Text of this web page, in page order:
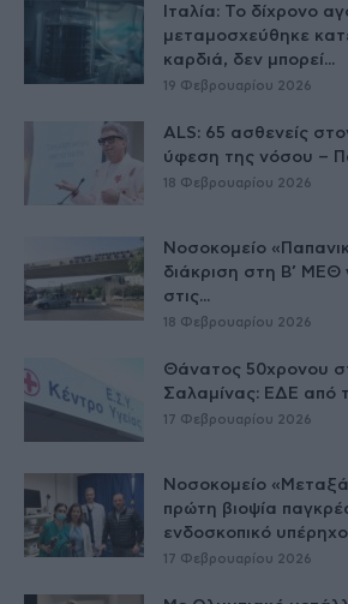
Ιταλία: Το δίχρονο
μεταμοσχεύθηκε
καρδιά, δεν μπορεί...
19 Φεβρουαρίου 2026
ALS: 65 ασθενείς
ύφεση της νόσου –
18 Φεβρουαρίου 2026
Νοσοκομείο
διάκριση στη Β’ ΜΕΘ
στις...
18 Φεβρουαρίου 2026
Θάνατος 50χρονου
Σαλαμίνας: ΕΔΕ από
17 Φεβρουαρίου 2026
Νοσοκομείο
πρώτη βιοψία
ενδοσκοπικό
17 Φεβρουαρίου 2026